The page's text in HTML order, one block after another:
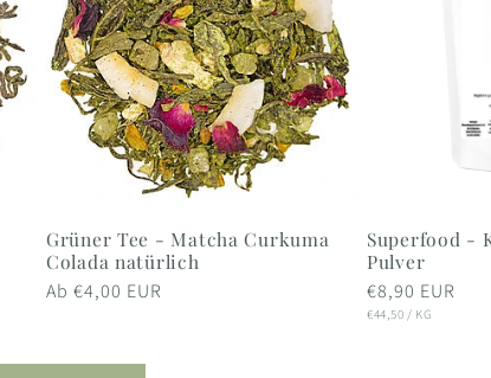
Grüner Tee - Matcha Curkuma
Colada natürlich
Normaler
Ab €4,00 EUR
Superfood -
Pulver
Normaler
Preis
€8,90 EUR
STÜCKPREIS
€44,50 / PRO
KG